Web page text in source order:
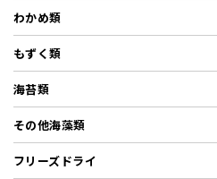
わかめ類
もずく類
海苔類
その他海藻類
フリーズドライ